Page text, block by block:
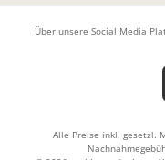
Über unsere Social Media
Alle Preise inkl. gesetzl.